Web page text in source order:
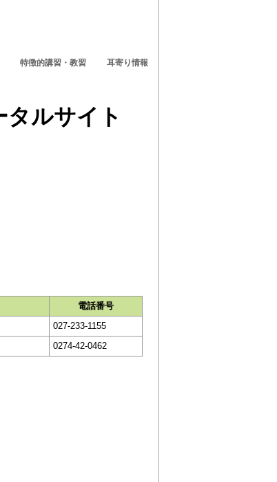
特徴的講習・教習 耳寄り情報
電話番号
027-233-1155
0274-42-0462